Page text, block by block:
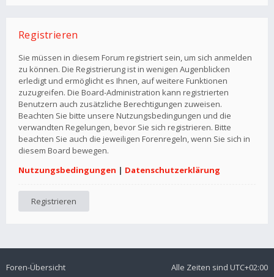
Registrieren
Sie müssen in diesem Forum registriert sein, um sich anmelden
zu können. Die Registrierung ist in wenigen Augenblicken
erledigt und ermöglicht es Ihnen, auf weitere Funktionen
zuzugreifen. Die Board-Administration kann registrierten
Benutzern auch zusätzliche Berechtigungen zuweisen.
Beachten Sie bitte unsere Nutzungsbedingungen und die
verwandten Regelungen, bevor Sie sich registrieren. Bitte
beachten Sie auch die jeweiligen Forenregeln, wenn Sie sich in
diesem Board bewegen.
Nutzungsbedingungen | Datenschutzerklärung
Registrieren
Foren-Übersicht Alle Zeiten sind UTC+02:00